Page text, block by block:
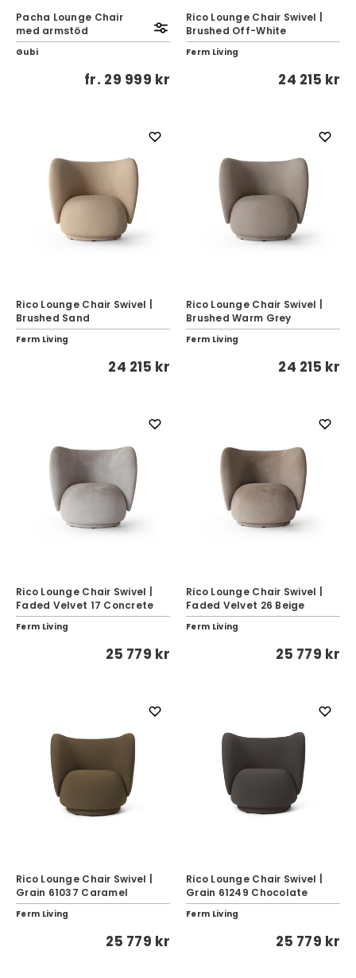
Pacha Lounge Chair
med armstöd
Gubi
fr. 29 999 kr
Rico Lounge Chair Swivel |
Brushed Off-White
Ferm Living
24 215 kr
Rico Lounge Chair Swivel |
Brushed Sand
Ferm Living
24 215 kr
Rico Lounge Chair Swivel |
Brushed Warm Grey
Ferm Living
24 215 kr
Rico Lounge Chair Swivel |
Faded Velvet 17 Concrete
Ferm Living
25 779 kr
Rico Lounge Chair Swivel |
Faded Velvet 26 Beige
Ferm Living
25 779 kr
Rico Lounge Chair Swivel |
Grain 61037 Caramel
Ferm Living
25 779 kr
Rico Lounge Chair Swivel |
Grain 61249 Chocolate
Ferm Living
25 779 kr